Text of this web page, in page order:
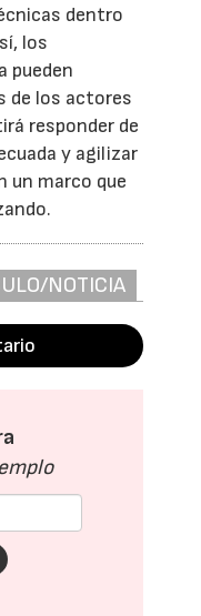
dentro
los
pueden
de los actores
responder de
y agilizar
un marco que
NOTICIA